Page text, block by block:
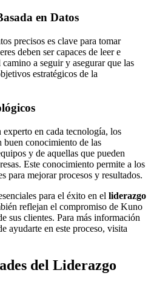
en Datos
precisos es clave para tomar
deben ser capaces de leer e
a seguir y asegurar que las
estratégicos de la
en cada tecnología, los
buen conocimiento de las
y de aquellas que pueden
Este conocimiento permite a los
para mejorar procesos y resultados.
para el éxito en el liderazgo
reflejan el compromiso de Kuno
sus clientes. Para más información
ayudarte en este proceso, visita
del Liderazgo